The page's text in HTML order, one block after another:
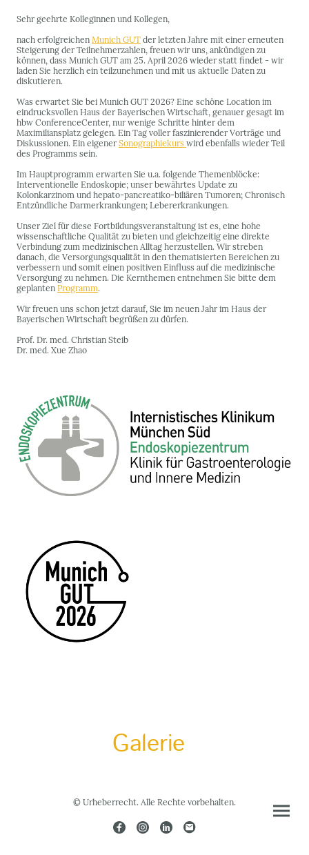
Sehr geehrte Kolleginnen und Kollegen,
nach erfolgreichen Munich GUT der letzten Jahre mit einer erneuten
Steigerung der Teilnehmerzahlen, freuen wir uns, ankündigen zu
können, dass Munich GUT am 25. April 2026 wieder statt findet - wir
laden Sie herzlich ein teilzunehmen und mit us aktuelle Daten zu
diskutieren.
Was erwartet Sie bei Munich GUT 2026? Eine schöne Location im
eindrucksvollen Haus der Bayerischen Wirtschaft, genauer gesagt im
hbw ConferenceCenter, nur wenige Schritte hinter dem
Maximiliansplatz gelegen. Ein Tag voller faszinierender Vorträge und
Diskussionen. Ein eigener Sonographiekurs wird ebenfalls wieder Teil
des Programms sein.
Im Hauptprogramm erwarten Sie u.a. folgende Themenblöcke:
Interventionelle Endoskopie; unser bewährtes Update zu
Kolonkarzinom und hepato-pancreatiko-biliären Tumoren; Chronisch
Entzündliche Darmerkrankungen; Lebererkrankungen.
Unser Ziel für diese Fortbildungsveranstaltung ist es, eine hohe
wissenschaftliche Qualität zu bieten und gleichzeitig eine direkte
Verbindung zum medizinischen Alltag herzustellen. Wir streben
danach, die Versorgungsqualität in den thematisierten Bereichen zu
verbessern und somit einen positiven Einfluss auf die medizinische
Versorgung zu nehmen. Die Kernthemen entnehmen Sie bitte dem
geplanten Programm.
Wir freuen uns schon jetzt darauf, Sie im neuen Jahr im Haus der
Bayerischen Wirtschaft begrüßen zu dürfen.
Prof. Dr. med. Christian Steib
Dr. med. Xue Zhao
Galerie
© Urheberrecht. Alle Rechte vorbehalten.